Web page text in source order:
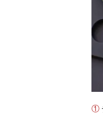
① チンゲン菜（2株：200g）を4〜5センチ幅に切り、根元の部分を1センチ幅のくし切